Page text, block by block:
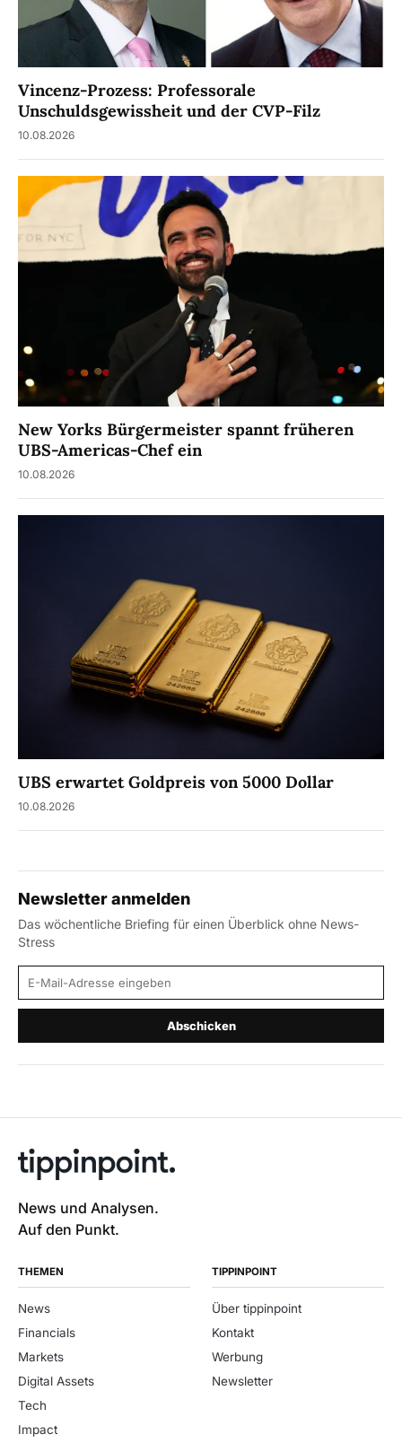
Vincenz-Prozess: Professorale
Unschuldsgewissheit und der CVP-Filz
10.08.2026
New Yorks Bürgermeister spannt früheren
UBS-Americas-Chef ein
10.08.2026
UBS erwartet Goldpreis von 5000 Dollar
10.08.2026
Newsletter anmelden
Das wöchentliche Briefing für einen Überblick ohne News-
Stress
E-Mail-Adresse
Abschicken
News und Analysen.
Auf den Punkt.
THEMEN
News
Financials
Markets
Digital Assets
Tech
Impact
TIPPINPOINT
Über tippinpoint
Kontakt
Werbung
Newsletter